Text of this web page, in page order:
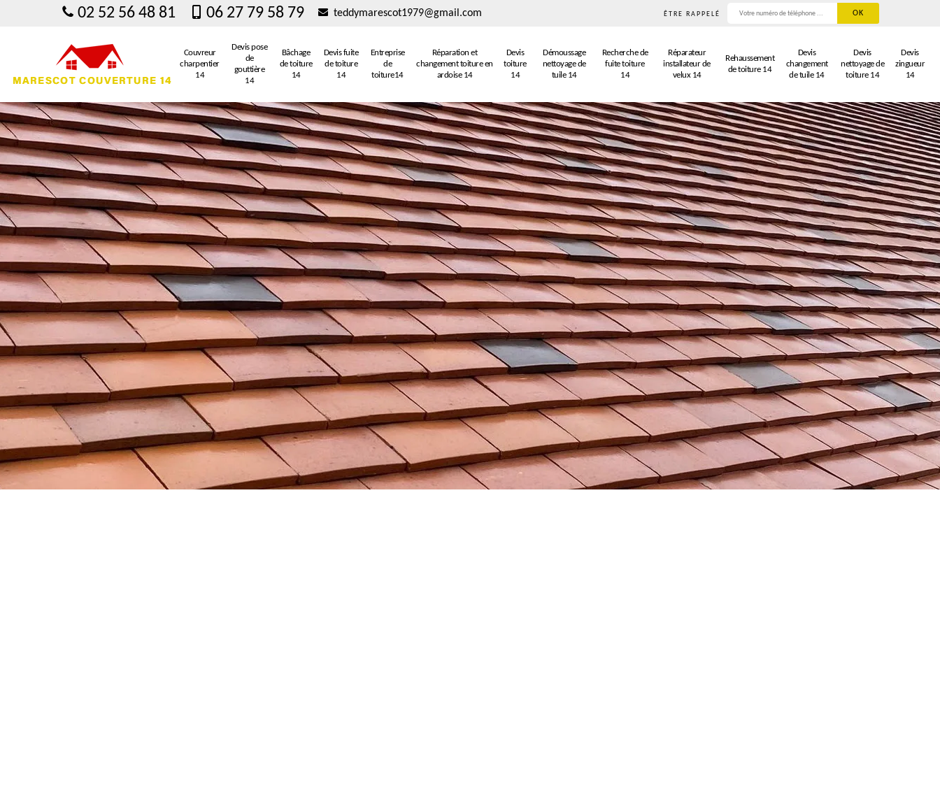
02 52 56 48 81 06 27 79 58 79 teddymarescot1979@gmail.com ÊTRE RAPPELÉ
Couvreur
charpentier
14
Devis pose
de
gouttière
14
Bâchage
de toiture
14
Devis fuite
de toiture
14
Entreprise
de
toiture14
Réparation et
changement toiture en
ardoise 14
Devis
toiture
14
Démoussage
nettoyage de
tuile 14
Recherche de
fuite toiture
14
Réparateur
installateur de
velux 14
Rehaussement
de toiture 14
Devis
changement
de tuile 14
Devis
nettoyage de
toiture 14
Devis
zingueur
14